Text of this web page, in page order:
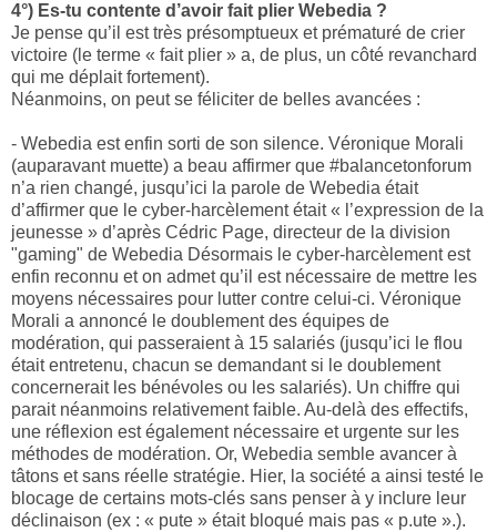
4°) Es-tu contente d’avoir fait plier Webedia ?
Je pense qu’il est très présomptueux et prématuré de crier
victoire (le terme « fait plier » a, de plus, un côté revanchard
qui me déplait fortement).
Néanmoins, on peut se féliciter de belles avancées :
- Webedia est enfin sorti de son silence. Véronique Morali
(auparavant muette) a beau affirmer que #balancetonforum
n’a rien changé, jusqu’ici la parole de Webedia était
d’affirmer que le cyber-harcèlement était « l’expression de la
jeunesse » d’après Cédric Page, directeur de la division
"gaming" de Webedia Désormais le cyber-harcèlement est
enfin reconnu et on admet qu’il est nécessaire de mettre les
moyens nécessaires pour lutter contre celui-ci. Véronique
Morali a annoncé le doublement des équipes de
modération, qui passeraient à 15 salariés (jusqu’ici le flou
était entretenu, chacun se demandant si le doublement
concernerait les bénévoles ou les salariés). Un chiffre qui
parait néanmoins relativement faible. Au-delà des effectifs,
une réflexion est également nécessaire et urgente sur les
méthodes de modération. Or, Webedia semble avancer à
tâtons et sans réelle stratégie. Hier, la société a ainsi testé le
blocage de certains mots-clés sans penser à y inclure leur
déclinaison (ex : « pute » était bloqué mais pas « p.ute ».).